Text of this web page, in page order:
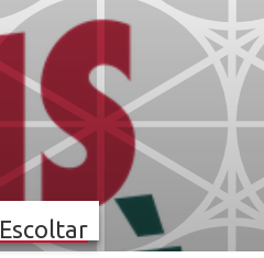
Escoltar